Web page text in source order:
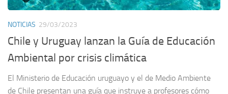
NOTICIAS 29/03/2023
Chile y Uruguay lanzan la Guía de Educación
Ambiental por crisis climática
El Ministerio de Educación uruguayo y el de Medio Ambiente
de Chile presentan una guía que instruye a profesores cómo